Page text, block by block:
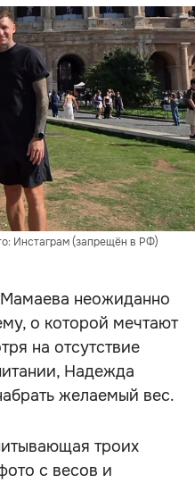
Инстаграм (запрещён в РФ)
неожиданно
о которой мечтают
на отсутствие
Надежда
желаемый вес.
троих
с весов и